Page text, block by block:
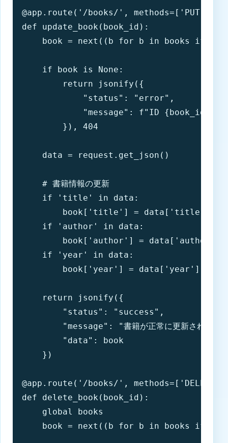
@app.route('/books/ ', methods=['PUT'])
def update_book(book_id):
book = next((b for b in books if
    if book is None:
        return jsonify({
            "status": "error",
"message": f"ID {book_id}の書
        }), 404
    data = request.get_json()
    # 書籍情報の更新
    if 'title' in data:
        book['title'] = data['title']
    if 'author' in data:
        book['author'] = data['author']
    if 'year' in data:
        book['year'] = data['year']
    return jsonify({
        "status": "success",
"message": "書籍が正常に更新されまし
        "data": book
    })
@app.route('/books/ ',
def delete_book(book_id):
    global books
book = next((b for b in books if